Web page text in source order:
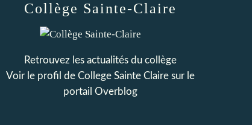
Collège Sainte-Claire
Retrouvez les actualités du collège
Voir le profil de College Sainte Clairesur le
portail Overblog